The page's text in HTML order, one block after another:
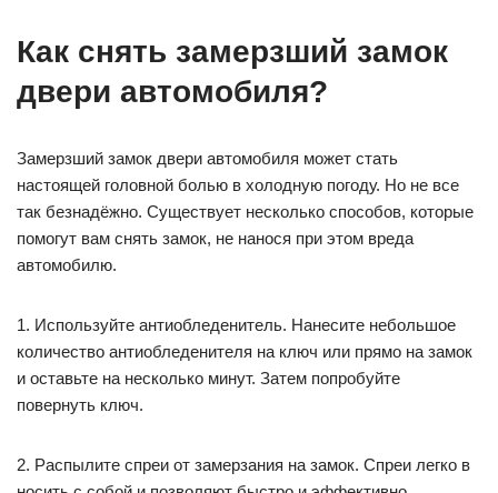
Как снять замерзший замок
двери автомобиля?
Замерзший замок двери автомобиля может стать
настоящей головной болью в холодную погоду. Но не все
так безнадёжно. Существует несколько способов, которые
помогут вам снять замок, не нанося при этом вреда
автомобилю.
1. Используйте антиобледенитель. Нанесите небольшое
количество антиобледенителя на ключ или прямо на замок
и оставьте на несколько минут. Затем попробуйте
повернуть ключ.
2. Распылите спреи от замерзания на замок. Спреи легко в